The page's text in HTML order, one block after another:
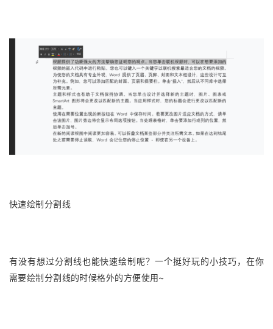
快速绘制分割线
有没有想过分割线也能快速绘制呢？一个挺好玩的小技巧，在你
需要绘制分割线的时候格外的方便使用~